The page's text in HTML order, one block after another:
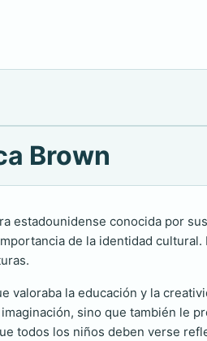
Brown
estadounidense conocida por
de la identidad
valoraba la educación y la
sino que también le
todos los niños deben verse